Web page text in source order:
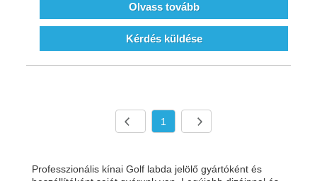
Olvass tovább
Kérdés küldése
1
Professzionális kínai Golf labda jelölő gyártóként és